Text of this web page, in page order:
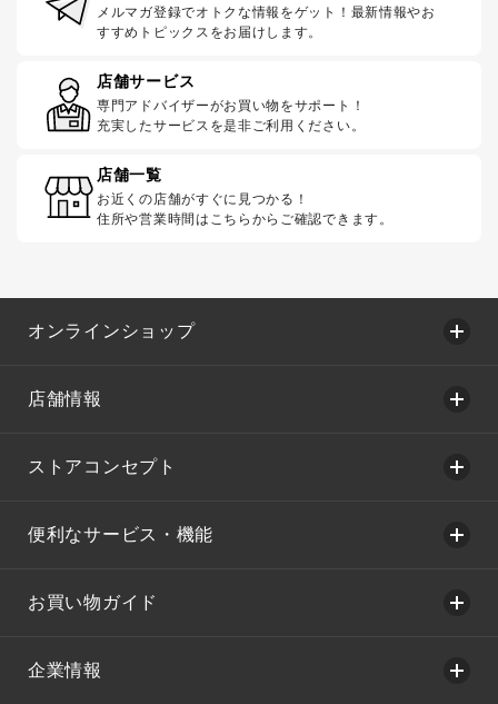
メルマガ登録でオトクな情報をゲット！最新情報やお
すすめトピックスをお届けします。
店舗サービス
専門アドバイザーがお買い物をサポート！
充実したサービスを是非ご利用ください。
店舗一覧
お近くの店舗がすぐに見つかる！
住所や営業時間はこちらからご確認できます。
オンラインショップ
店舗情報
ストアコンセプト
便利なサービス・機能
お買い物ガイド
企業情報